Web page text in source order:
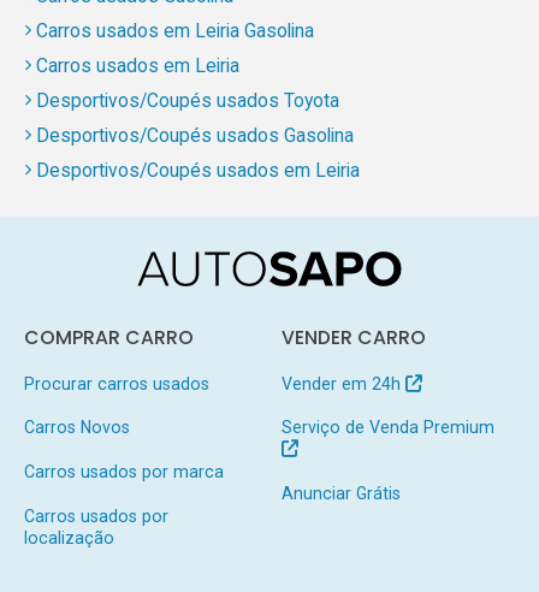
Carros usados em Leiria Gasolina
Carros usados em Leiria
Desportivos/Coupés usados Toyota
Desportivos/Coupés usados Gasolina
Desportivos/Coupés usados em Leiria
COMPRAR CARRO
Procurar carros usados
Carros Novos
Carros usados por marca
Carros usados por
localização
VENDER CARRO
Vender em 24h
Serviço de Venda Premium
Anunciar Grátis